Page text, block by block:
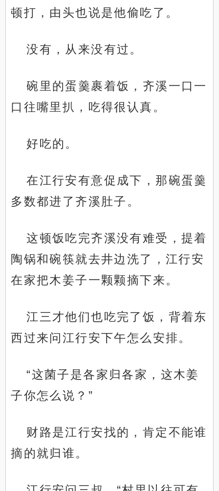
顿打，由头也说是他偷吃了。
没有，从来没有过。
碗里的蛋羹裹着饭，齐溪一口一
口往嘴里扒，吃得很认真。
好吃的。
在江行安有意促成下，那碗蛋羹
多数都进了齐溪肚子。
这顿饭吃完齐溪没有难受，提着
陶锅和碗筷就去井边洗了，江行安
在家把木姜子一颗颗摘下来。
江三才他们也吃完了饭，背着东
西过来问江行安下午怎么安排。
“这菌子是各家归各家，这木姜
子你怎么说？”
财路是江行安找的，肯定不能谁
摘的就归谁。